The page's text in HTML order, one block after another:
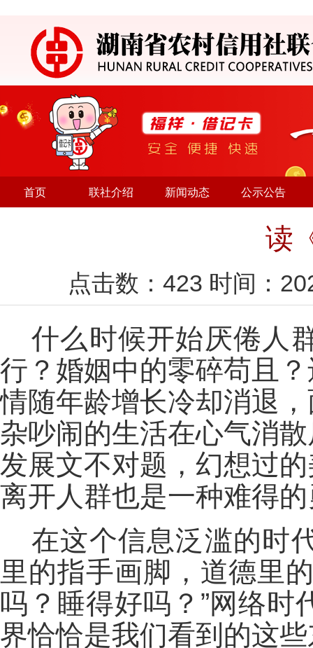
首页 联社介绍 新闻动态 公示公告
读
点击数： 423 时间：
什么时候开始厌倦人
行？婚姻中的零碎苟且
情随年龄增长冷却消退
杂吵闹的生活在心气消
发展文不对题，幻想过
离开人群也是一种难得
在这个信息泛滥的时
里的指手画脚，道德里
吗？睡得好吗？”网络
界恰恰是我们看到的这